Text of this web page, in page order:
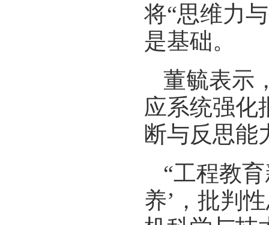
将“思维力
是基础。
董毓表示
应系统强化
断与反思能
“工程教
养’，批判